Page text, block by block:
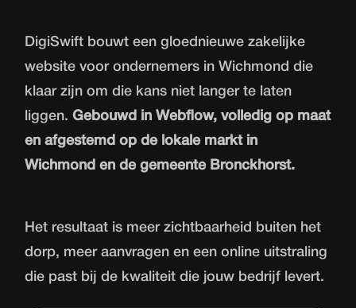
DigiSwift bouwt een gloednieuwezakelijke
website voor ondernemers in Wichmond die
klaar zijn om die kans niet langer te laten
liggen.Gebouwd in Webflow, volledig op maat
en afgestemd op de lokale markt in
Wichmond en de gemeente Bronckhorst.
Het resultaat is meer zichtbaarheid buiten het
dorp, meer aanvragen en een online uitstraling
die past bij de kwaliteit die jouw bedrijf levert.